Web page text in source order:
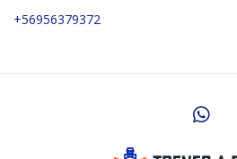
+56956379372